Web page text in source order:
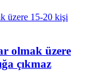
olmak üzere
çıkmaz